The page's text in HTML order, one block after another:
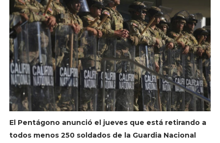
El Pentágono anunció el jueves que está retirando a
todos menos 250 soldados de la Guardia Nacional